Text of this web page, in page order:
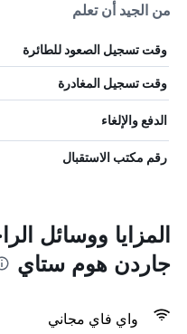
من الجيد أن تعلم
وقت تسجيل الصعود للطائرة
وقت تسجيل المغادرة
الدفع والإلغاء
رقم مكتب الاستقبال
المزايا ووسائل
جاردن هوم ستاي
واي فاي مجاني